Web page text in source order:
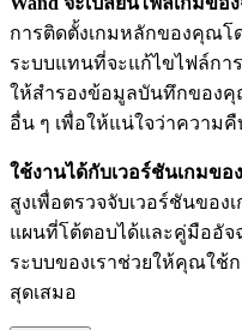
การติดตั้งเกมหลักของคุณโ
ระบบแทนที่จะแก้ไขไฟล์กา
ให้สำรองข้อมูลบันทึกของคุ
อื่น ๆ เพื่อให้แน่ใจว่าความ
ใช้งานได้กับเวอร์ชันเกมข
สูงเพื่อตรวจจับเวอร์ชันขอ
แผนที่โต้ตอบได้และคู่มืออัจ
ระบบของเราช่วยให้คุณใช้
สุดเสมอ